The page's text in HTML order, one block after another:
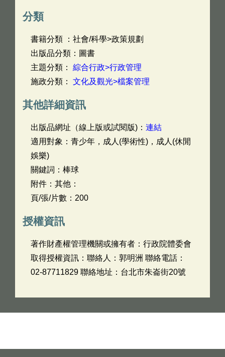
分類
書籍分類 ：社會/科學>政策規劃
出版品分類：圖書
主題分類： 綜合行政>行政管理
施政分類： 文化及觀光>檔案管理
其他詳細資訊
出版品網址（線上版或試閱版)： 連結
適用對象：青少年，成人(學術性)，成人(休閒
娛樂)
關鍵詞：棒球
附件：其他：
頁/張/片數：200
授權資訊
著作財產權管理機關或擁有者：行政院體委會
取得授權資訊：聯絡人：郭明洲 聯絡電話：
02-87711829 聯絡地址：台北市朱崙街20號